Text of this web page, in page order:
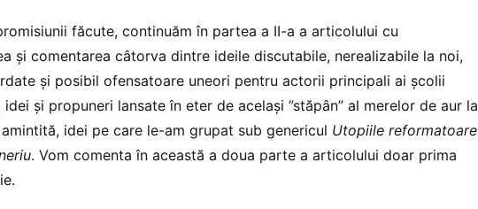
făcute, continuăm în partea a II-a a articolului cu
și comentarea câtorva dintre ideile discutabile, nerealizabile la noi,
și posibil ofensatoare uneori pentru actorii principali ai școlii
idei și propuneri lansate în eter de același ”stăpân” al merelor de aur la
idei pe care le-am grupat sub genericul Utopiile reformatoare
. Vom comenta în această a doua parte a articolului doar prima